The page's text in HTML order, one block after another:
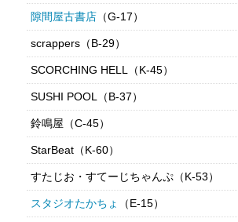
隙間屋古書店（G-17）
scrappers（B-29）
SCORCHING HELL（K-45）
SUSHI POOL（B-37）
鈴鳴屋（C-45）
StarBeat（K-60）
すたじお・すてーじちゃんぷ（K-53）
スタジオたかちょ （E-15）